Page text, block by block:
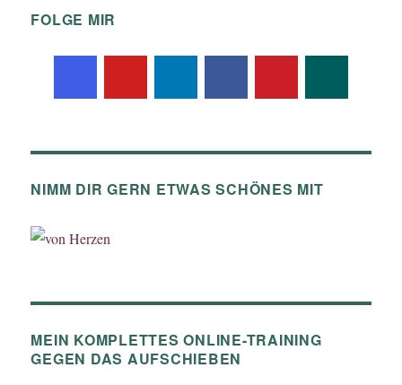
FOLGE MIR
NIMM DIR GERN ETWAS SCHÖNES MIT
MEIN KOMPLETTES ONLINE-TRAINING
GEGEN DAS AUFSCHIEBEN